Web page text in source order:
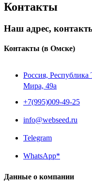
Контакты
Наш адрес,
Контакты (в Омске)
Россия,
Мира, 49a
+7(995)009-49-25
info@webseed.ru
Telegram
WhatsApp*
Данные о компании